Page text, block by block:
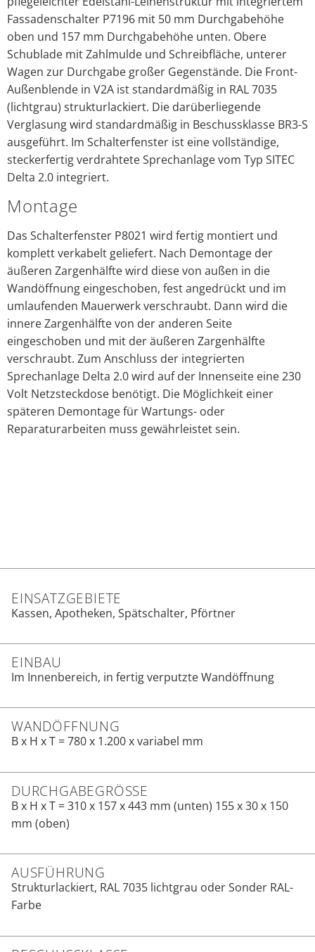
Fassadenschalter P7196 mit 50 mm Durchgabehöhe
oben und 157 mm Durchgabehöhe unten. Obere
Schublade mit Zahlmulde und Schreibfläche, unterer
Wagen zur Durchgabe großer Gegenstände. Die Front-
Außenblende in V2A ist standardmäßig in RAL 7035
(lichtgrau) strukturlackiert. Die darüberliegende
Verglasung wird standardmäßig in Beschussklasse BR3-S
ausgeführt. Im Schalterfenster ist eine vollständige,
steckerfertig verdrahtete Sprechanlage vom Typ SITEC
Delta 2.0 integriert.
Montage
Das Schalterfenster P8021 wird fertig montiert und
komplett verkabelt geliefert. Nach Demontage der
äußeren Zargenhälfte wird diese von außen in die
Wandöffnung eingeschoben, fest angedrückt und im
umlaufenden Mauerwerk verschraubt. Dann wird die
innere Zargenhälfte von der anderen Seite
eingeschoben und mit der äußeren Zargenhälfte
verschraubt. Zum Anschluss der integrierten
Sprechanlage Delta 2.0 wird auf der Innenseite eine 230
Volt Netzsteckdose benötigt. Die Möglichkeit einer
späteren Demontage für Wartungs- oder
Reparaturarbeiten muss gewährleistet sein.
EINSATZGEBIETE
Kassen, Apotheken, Spätschalter, Pförtner
EINBAU
Im Innenbereich, in fertig verputzte Wandöffnung
WANDÖFFNUNG
B x H x T = 780 x 1.200 x variabel mm
DURCHGABEGRÖSSE
B x H x T = 310 x 157 x 443 mm (unten) 155 x 30 x 150
mm (oben)
AUSFÜHRUNG
Strukturlackiert, RAL 7035 lichtgrau oder Sonder RAL-
Farbe